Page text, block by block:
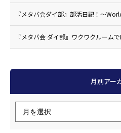
『メタバ会ダイ部』部活日記！〜
『メタバ会 ダイ部』ワクワクルーム
月別アー